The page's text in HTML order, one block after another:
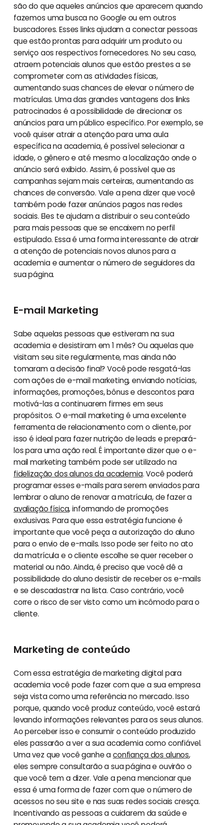
são do que aqueles anúncios que aparecem quando
fazemos uma busca no Google ou em outros
buscadores. Esses links ajudam a conectar pessoas
que estão prontas para adquirir um produto ou
serviço aos respectivos fornecedores. No seu caso,
atraem potenciais alunos que estão prestes a se
comprometer com as atividades físicas,
aumentando suas chances de elevar o número de
matrículas. Uma das grandes vantagens dos links
patrocinados é a possibilidade de direcionar os
anúncios para um público específico. Por exemplo, se
você quiser atrair a atenção para uma aula
específica na academia, é possível selecionar a
idade, o gênero e até mesmo a localização onde o
anúncio será exibido. Assim, é possível que as
campanhas sejam mais certeiras, aumentando as
chances de conversão. Vale a pena dizer que você
também pode fazer anúncios pagos nas redes
sociais. Eles te ajudam a distribuir o seu conteúdo
para mais pessoas que se encaixem no perfil
estipulado. Essa é uma forma interessante de atrair
a atenção de potenciais novos alunos para a
academia e aumentar o número de seguidores da
sua página.
E-mail Marketing
Sabe aquelas pessoas que estiveram na sua
academia e desistiram em 1 mês? Ou aquelas que
visitam seu site regularmente, mas ainda não
tomaram a decisão final? Você pode resgatá-las
com ações de e-mail marketing, enviando notícias,
informações, promoções, bônus e descontos para
motivá-las a continuarem firmes em seus
propósitos. O e-mail marketing é uma excelente
ferramenta de relacionamento com o cliente, por
isso é ideal para fazer nutrição de leads e prepará-
los para uma ação real. É importante dizer que o e-
mail marketing também pode ser utilizado na
fidelização dos alunos da academia. Você poderá
programar esses e-mails para serem enviados para
lembrar o aluno de renovar a matrícula, de fazer a
avaliação física, informando de promoções
exclusivas. Para que essa estratégia funcione é
importante que você peça a autorização do aluno
para o envio de e-mails. Isso pode ser feito no ato
da matrícula e o cliente escolhe se quer receber o
material ou não. Ainda, é preciso que você dê a
possibilidade do aluno desistir de receber os e-mails
e se descadastrar na lista. Caso contrário, você
corre o risco de ser visto como um incômodo para o
cliente.
Marketing de conteúdo
Com essa estratégia de marketing digital para
academia você pode fazer com que a sua empresa
seja vista como uma referência no mercado. Isso
porque, quando você produz conteúdo, você estará
levando informações relevantes para os seus alunos.
Ao perceber isso e consumir o conteúdo produzido
eles passarão a ver a sua academia como confiável.
Uma vez que você ganhe aconfiança dos alunos,
eles sempre consultarão a sua página e ouvirão o
que você tem a dizer. Vale a pena mencionar que
essa é uma forma de fazer com que o número de
acessos no seu site e nas suas redes sociais cresça.
Incentivando as pessoas a cuidarem da saúde e